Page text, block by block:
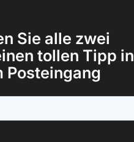
Sie alle zwei
tollen Tipp in
Posteingang